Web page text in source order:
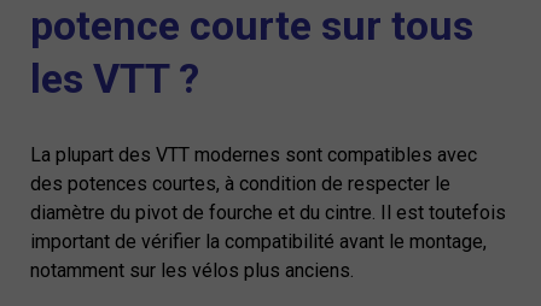
potence courte sur tous
les VTT ?
La plupart des VTT modernes sont compatibles avec
des potences courtes, à condition de respecter le
diamètre du pivot de fourche et du cintre. Il est toutefois
important de vérifier la compatibilité avant le montage,
notamment sur les vélos plus anciens.